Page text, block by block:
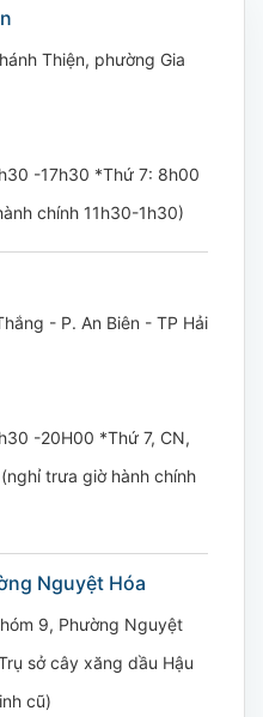
Thiện, phường Gia
-17h30 *Thứ 7: 8h00
chính 11h30-1h30)
- P. An Biên - TP Hải
-20H00 *Thứ 7, CN,
trưa giờ hành chính
Nguyệt Hóa
9, Phường Nguyệt
sở cây xăng dầu Hậu
cũ)